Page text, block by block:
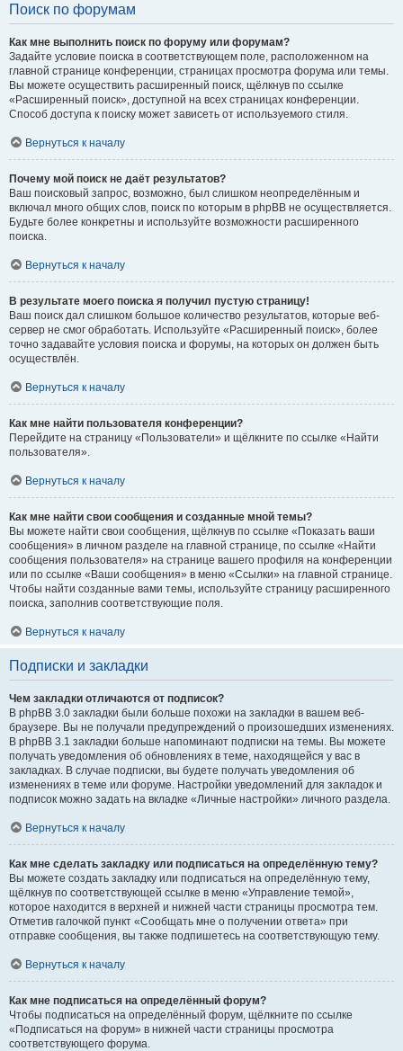
Поиск по форумам
Как мне выполнить поиск по форуму или форумам?
Задайте условие поиска в соответствующем поле, расположенном на
главной странице конференции, страницах просмотра форума или темы.
Вы можете осуществить расширенный поиск, щёлкнув по ссылке
«Расширенный поиск», доступной на всех страницах конференции.
Способ доступа к поиску может зависеть от используемого стиля.
Вернуться к началу
Почему мой поиск не даёт результатов?
Ваш поисковый запрос, возможно, был слишком неопределённым и
включал много общих слов, поиск по которым в phpBB не осуществляется.
Будьте более конкретны и используйте возможности расширенного
поиска.
Вернуться к началу
В результате моего поиска я получил пустую страницу!
Ваш поиск дал слишком большое количество результатов, которые веб-
сервер не смог обработать. Используйте «Расширенный поиск», более
точно задавайте условия поиска и форумы, на которых он должен быть
осуществлён.
Вернуться к началу
Как мне найти пользователя конференции?
Перейдите на страницу «Пользователи» и щёлкните по ссылке «Найти
пользователя».
Вернуться к началу
Как мне найти свои сообщения и созданные мной темы?
Вы можете найти свои сообщения, щёлкнув по ссылке «Показать ваши
сообщения» в личном разделе на главной странице, по ссылке «Найти
сообщения пользователя» на странице вашего профиля на конференции
или по ссылке «Ваши сообщения» в меню «Ссылки» на главной странице.
Чтобы найти созданные вами темы, используйте страницу расширенного
поиска, заполнив соответствующие поля.
Вернуться к началу
Подписки и закладки
Чем закладки отличаются от подписок?
В phpBB 3.0 закладки были больше похожи на закладки в вашем веб-
браузере. Вы не получали предупреждений о произошедших изменениях.
В phpBB 3.1 закладки больше напоминают подписки на темы. Вы можете
получать уведомления об обновлениях в теме, находящейся у вас в
закладках. В случае подписки, вы будете получать уведомления об
изменениях в теме или форуме. Настройки уведомлений для закладок и
подписок можно задать на вкладке «Личные настройки» личного раздела.
Вернуться к началу
Как мне сделать закладку или подписаться на определённую тему?
Вы можете создать закладку или подписаться на определённую тему,
щёлкнув по соответствующей ссылке в меню «Управление темой»,
которое находится в верхней и нижней части страницы просмотра тем.
Отметив галочкой пункт «Сообщать мне о получении ответа» при
отправке сообщения, вы также подпишетесь на соответствующую тему.
Вернуться к началу
Как мне подписаться на определённый форум?
Чтобы подписаться на определённый форум, щёлкните по ссылке
«Подписаться на форум» в нижней части страницы просмотра
соответствующего форума.